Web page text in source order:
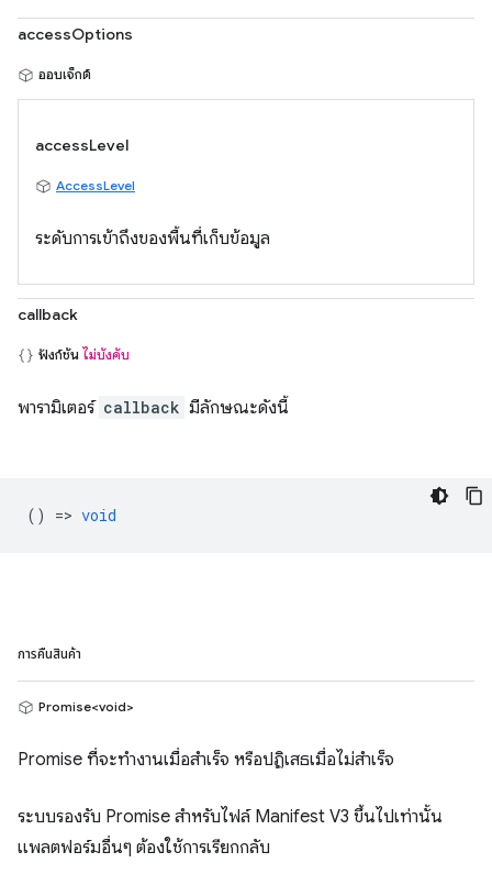
accessOptions
ออบเจ็กต์
accessLevel
AccessLevel
ระดับการเข้าถึงของพื้นที่เก็บข้อมูล
callback
ฟังก์ชัน ไม่บังคับ
พารามิเตอร์ callback มีลักษณะดังนี้
() => void
การคืนสินค้า
Promise<void>
Promise ที่จะทำงานเมื่อสำเร็จ หรือปฏิเสธเมื่อไม่สำเร็จ
ระบบรองรับ Promise สำหรับไฟล์ Manifest V3 ขึ้นไปเท่านั้น
แพลตฟอร์มอื่นๆ ต้องใช้การเรียกกลับ